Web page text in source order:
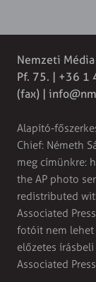
Nemzeti
Pf. 75. | +36
(fax) |
Alapító-
Chief: Németh
meg címünkre:
the AP photo
redistributed
Associated
fotóit nem lehet
előzetes
Associated